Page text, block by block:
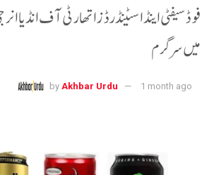
فوڈ سیفٹی اینڈ اسٹینڈرڈز اتھارٹی آف
میں سرگرم
by Akhbar Urdu 1 month ago